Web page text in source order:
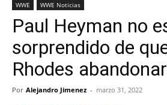
WWE WWE Noticias
Paul Heyman no
sorprendido de
Rhodes
Por Alejandro Jimenez - marzo 31, 2022